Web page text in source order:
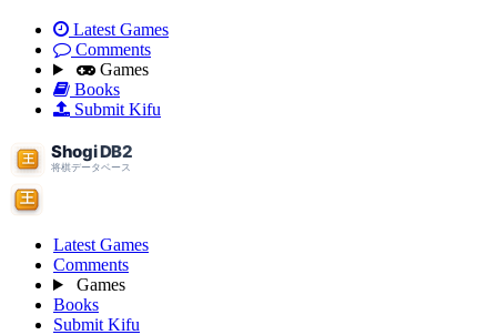
Latest Games
Comments
Games
Books
Submit Kifu
Latest Games
Comments
Games
Books
Submit Kifu